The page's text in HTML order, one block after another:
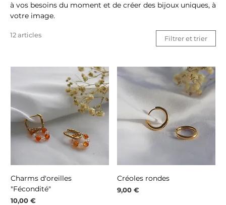
à vos besoins du moment et de créer des bijoux uniques, à
votre image.
12 articles Filtrer et trier
Charms d'oreilles
"Fécondité"
Prix
10,00 €
Créoles rondes
Prix
9,00 €